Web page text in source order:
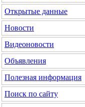
Открытые данные
Новости
Видеоновости
Объявления
Полезная информация
Поиск по сайту